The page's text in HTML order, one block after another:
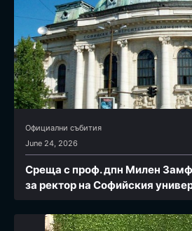
Официални събития
June 24, 2026
Среща с проф. дпн Милен
за ректор на Софийския